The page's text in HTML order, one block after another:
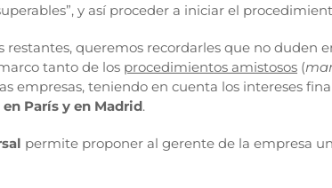
y así proceder a iniciar el
queremos recordarles que no duden
tanto de los procedimientos amistosos (
empresas, teniendo en cuenta los intereses
París y en Madrid.
permite proponer al gerente de la empresa